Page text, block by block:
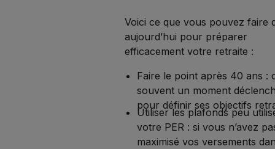
Voici ce que vous pouvez faire
aujourd’hui pour préparer
efficacement votre retraite :
Faire le point après 40 ans :
souvent un moment
pour définir ses objectifs
Utiliser les plafonds peu
votre PER : si vous n’avez
maximisé vos versements